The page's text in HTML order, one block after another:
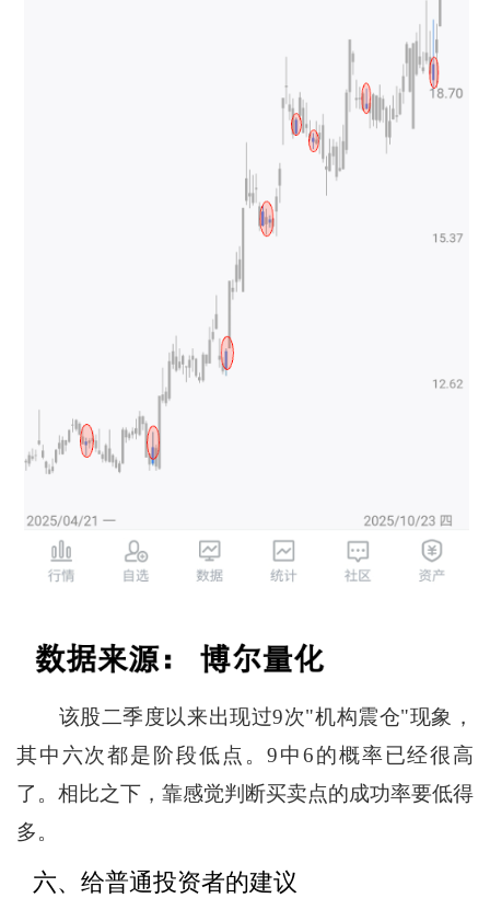
该股二季度以来出现过9次"机构震仓"现象，
其中六次都是阶段低点。9中6的概率已经很高
了。相比之下，靠感觉判断买卖点的成功率要低得
多。
六、给普通投资者的建议